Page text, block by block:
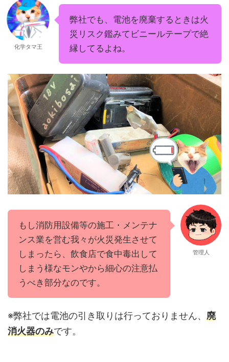
化学タマ王
弊社でも、電池を廃棄するときは火
災リスク鑑みてビニールテープで絶
縁してるよね。
もし消防用設備等の施工・メンテナ
ンス業を営む我々が火災発生させて
しまったら、飲食店で食中毒出して
しまう様なモンやから細心の注意払
うべき部分なのです。
管理人
※弊社では電池の引き取りは行っておりません、 廃
消火器のみです。